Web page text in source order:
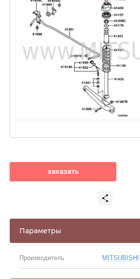
заказать
Параметры
Производитель MITSUBISHI